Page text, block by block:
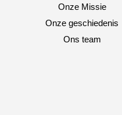
Onze Missie
Onze geschiedenis
Ons team